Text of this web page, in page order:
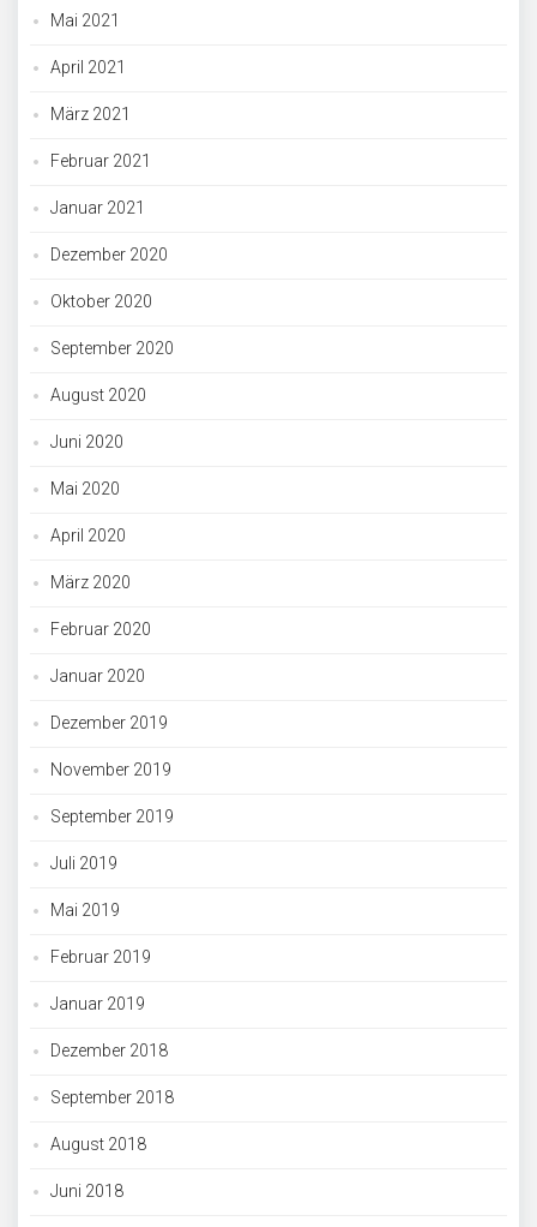
Mai 2021
April 2021
März 2021
Februar 2021
Januar 2021
Dezember 2020
Oktober 2020
September 2020
August 2020
Juni 2020
Mai 2020
April 2020
März 2020
Februar 2020
Januar 2020
Dezember 2019
November 2019
September 2019
Juli 2019
Mai 2019
Februar 2019
Januar 2019
Dezember 2018
September 2018
August 2018
Juni 2018